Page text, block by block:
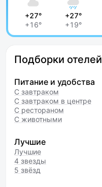
+27°
+16°
+27°
+19°
Подборки отелей
Питание и удобства
С завтраком
С завтраком в центре
С рестораном
С животными
Лучшие
Лучшие
4 звезды
5 звёзд